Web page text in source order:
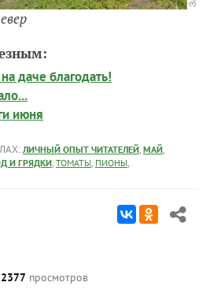
даче благодать!
июня
ЛИЧНЫЙ ОПЫТ ЧИТАТЕЛЕЙ, МАЙ,
И ГРЯДКИ, ТОМАТЫ, ПИОНЫ,
2377 просмотров